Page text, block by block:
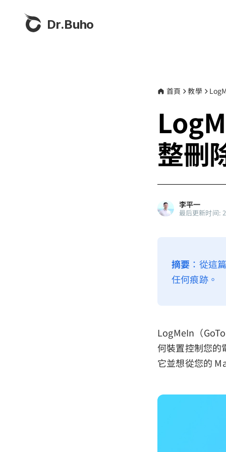
Dr.Buho
首頁 教學
整刪
李平一
最后更新时间:
摘要 ：從這
任何痕跡。
LogMeIn（
何裝置控制您的
它並想從您的